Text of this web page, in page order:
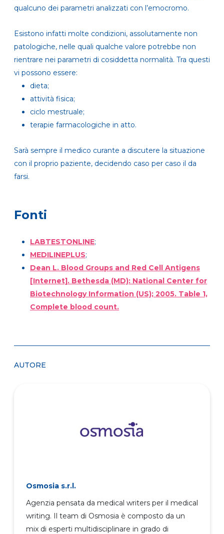
qualcuno dei parametri analizzati con l’emocromo.
Esistono infatti molte condizioni, assolutamente non
patologiche, nelle quali qualche valore potrebbe non
rientrare nei parametri di cosiddetta normalità. Tra questi
vi possono essere:
dieta;
attività fisica;
ciclo mestruale;
terapie farmacologiche in atto.
Sarà sempre il medico curante a discutere la situazione
con il proprio paziente, decidendo caso per caso il da
farsi.
Fonti
LABTESTONLINE;
MEDILINEPLUS;
Dean L. Blood Groups and Red Cell Antigens
[Internet]. Bethesda (MD): National Center for
Biotechnology Information (US); 2005. Table 1,
Complete blood count.
AUTORE
Osmosia s.r.l.
Agenzia pensata da medical writers per il medical
writing. Il team di Osmosia è composto da un
mix di esperti multidisciplinare in grado di